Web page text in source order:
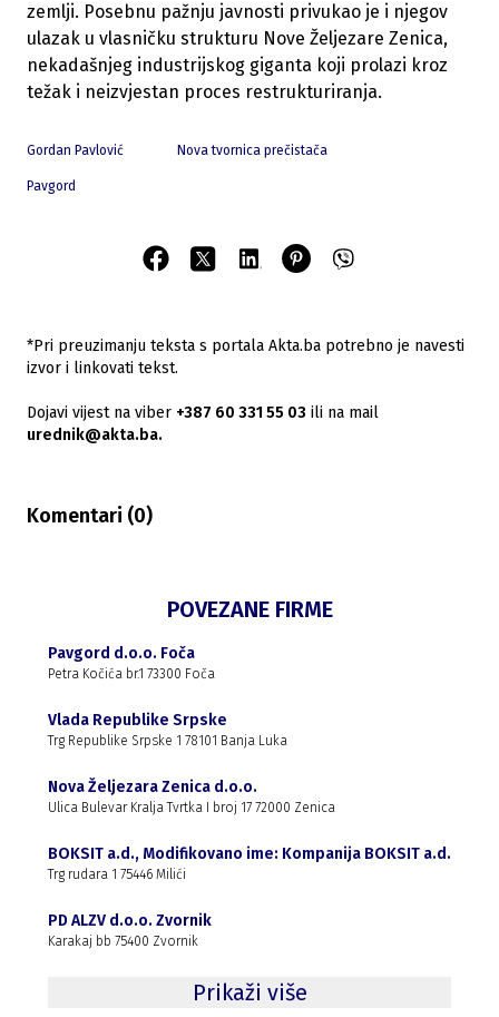
zemlji. Posebnu pažnju javnosti privukao je i njegov
ulazak u vlasničku strukturu Nove Željezare Zenica,
nekadašnjeg industrijskog giganta koji prolazi kroz
težak i neizvjestan proces restrukturiranja.
Gordan Pavlović Nova tvornica prečistača
Pavgord
*Pri preuzimanju teksta s portala Akta.ba potrebno je navesti
izvor i linkovati tekst.
Dojavi vijest na viber +387 60 331 55 03 ili na mail
urednik@akta.ba.
Komentari (0)
POVEZANE FIRME
Pavgord d.o.o. Foča
Petra Kočića br.1 73300 Foča
Vlada Republike Srpske
Trg Republike Srpske 1 78101 Banja Luka
Nova Željezara Zenica d.o.o.
Ulica Bulevar Kralja Tvrtka I broj 17 72000 Zenica
BOKSIT a.d., Modifikovano ime: Kompanija BOKSIT a.d.
Trg rudara 1 75446 Milići
PD ALZV d.o.o. Zvornik
Karakaj bb 75400 Zvornik
Prikaži više